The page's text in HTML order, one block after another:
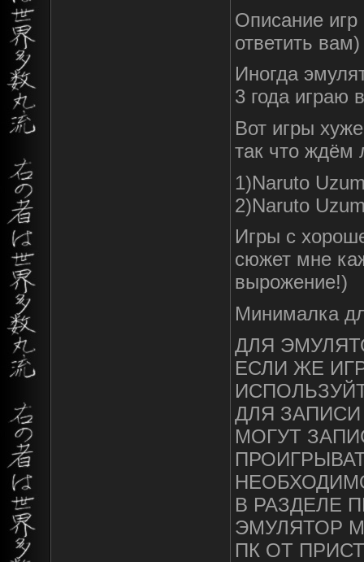
Описание
ответить вам)
Иногда
3 года играю
Вот игры
так что ждём
1)Naruto
2)Naruto
Игры с
сюжет мне
вырожение!)
Минималка
ДЛЯ
ЕСЛИ ЖЕ
ДЛЯ
МОГУТ
В РАЗДЕЛЕ
ЭМУЛЯТОР
ПК ОТ